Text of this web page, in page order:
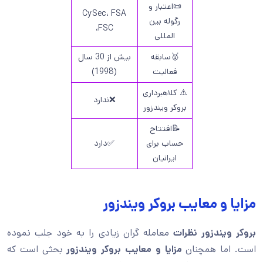
📜اعتبار و
رگوله بین
المللی
CySec، FSA
،FSC
🥇سابقه
فعالیت
بیش از 30 سال
(1998)
⚠️ کلاهبرداری
بروکر ویندزور
❌ندارد
📝افتتاح
حساب برای
ایرانیان
✅دارد
مزایا و معایب بروکر ویندزور
بروکر ویندزور نظرات معامله گران زیادی را به خود جلب نموده
است. اما همچنان مزایا و معایب بروکر ویندزوربحثی است که